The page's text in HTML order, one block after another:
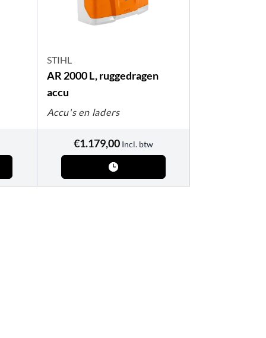
STIHL
AR 2000 L, ruggedragen
accu
Accu's en laders
€1.179,00 Incl. btw